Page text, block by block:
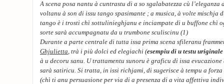
A scena posa nantu à cuntrastu di a so sgalabatezza cù
voltanu à son di issu tango spasimante ; a musica, à volte mischja
tango è i trosti chì sottulinieghjanu e inciampate di u buffone chì
sorte sarà accumpagnatu da u trumbone sculiscinu (1)
Durante a parte centrale di tutta issa prima scena sfileranu
Ghjulietta, trà i più dolci ed elegiachi (esempiu di u testu
à u decoru sanu. U trattamentu sunoru è graficu di issa
sarà satiricu. Si tratta, in issi richjami, di sugerisce à tempu a
(chì ti anu persuasione per via di a presenza di a vita affettiva